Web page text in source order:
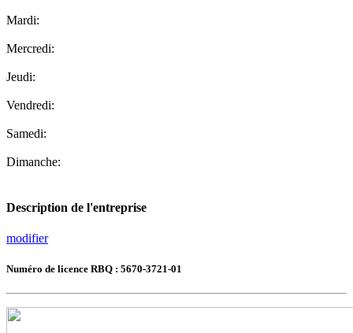
Mardi:
Mercredi:
Jeudi:
Vendredi:
Samedi:
Dimanche:
Description de l'entreprise
modifier
Numéro de licence RBQ : 5670-3721-01